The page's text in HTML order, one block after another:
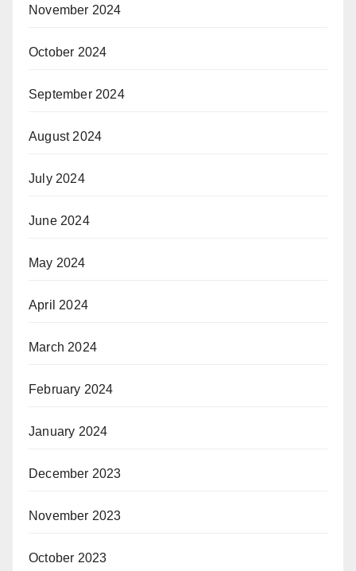
November 2024
October 2024
September 2024
August 2024
July 2024
June 2024
May 2024
April 2024
March 2024
February 2024
January 2024
December 2023
November 2023
October 2023